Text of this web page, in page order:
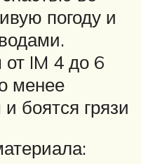
погоду и
IM 4 до 6
менее
боятся грязи